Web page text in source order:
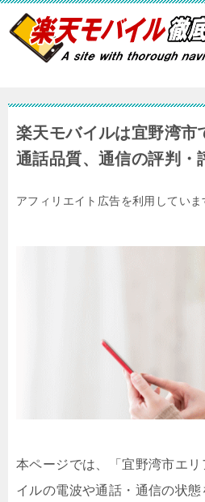
楽天モバイルは宜野湾市
通話品質、通信の評判・
アフィリエイト広告を利用していま
本ページでは、「宜野湾市エ
イルの電波や通話・通信の状